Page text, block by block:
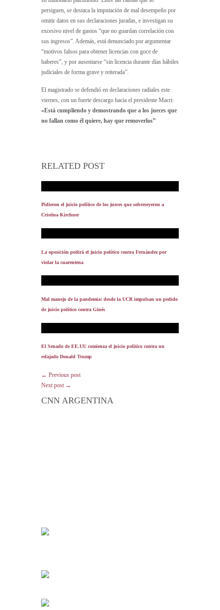
persiguen, se destaca la imputación de mal desempeño por
omitir datos en sus declaraciones juradas, e investigan su
excesivo nivel de gastos “que no guardan correlación con
sus ingresos”. Además, está denunciado por argumentar
“motivos falsos para obtener licencias con goce de
haberes”, y por ausentarse “sin licencia durante días hábiles
judiciales de forma grave y reiterada”.
El magistrado se defendió en declaraciones radiales este
viernes, con un fuerte descargo hacia el presidente Macri:
«Está cumpliendo y demostrando que a los jueces que
no fallan como él quiere, hay que removerlos”
RELATED POST
Pidieron el juicio político de los jueces que sobreseyeron a
Cristina Kirchner
La oposición pedirá el juicio político contra Fernández por
violar la cuarentena
Mal manejo de la pandemia: desde la UCR impulsan un pedido
de juicio político contra Ginés
El Senado de EE.UU comienza el juicio político contra un
relajado Donald Trump
← Previous post
Next post →
CNN ARGENTINA